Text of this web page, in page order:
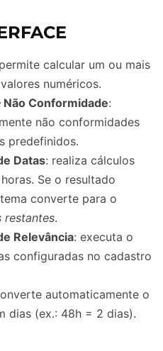
calcular um ou mais
numéricos.
Conformidade:
não conformidades
predefinidos.
Datas: realiza cálculos
Se o resultado
converte para o
restantes.
Relevância: executa o
configuradas no cadastro
automaticamente o
dias (ex.: 48h = 2 dias).